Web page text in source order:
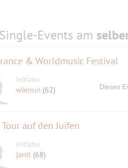
Events am
& Worldmusic Festival
Initiator
wienun (62) Dieses
auf den Juifen
Initiator
jantl (68)